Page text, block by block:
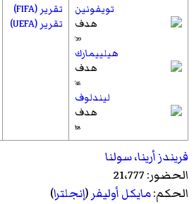
تويفونين
39'
هيلييمارك
45'
ليندلوف
58'
تقرير (FIFA)
تقرير (UEFA)
فريندز أرينا،سولنا
الحضور: 21،777
الحكم:مايكل أوليفر(إنجلترا)